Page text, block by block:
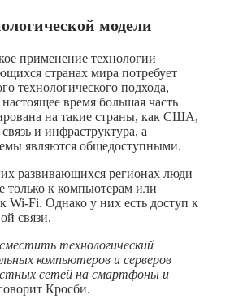
модели
применение технологии
странах мира потребует
технологического подхода,
время большая часть
на такие страны, как США,
и инфраструктура, а
являются общедоступными.
развивающихся регионах люди
только к компьютерам или
Wi-Fi. Однако у них есть доступ к
связи.
технологический
компьютеров и серверов
сетей на смартфоны и
Кросби.